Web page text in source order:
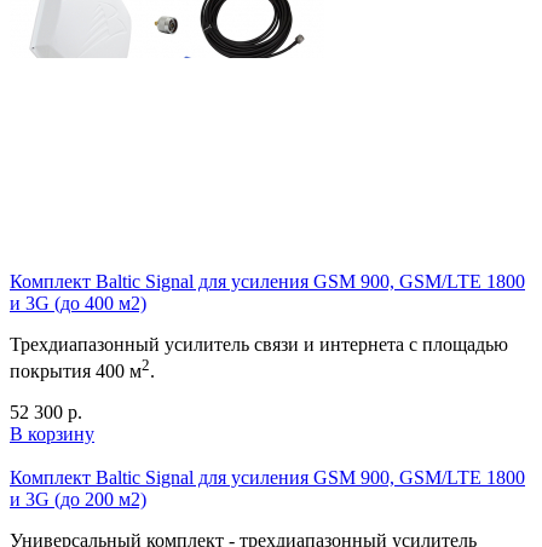
Комплект Baltic Signal для усиления GSM 900, GSM/LTE 1800
и 3G (до 400 м2)
Трехдиапазонный усилитель связи и интернета с площадью
покрытия 400 м2.
52 300 р.
В корзину
Комплект Baltic Signal для усиления GSM 900, GSM/LTE 1800
и 3G (до 200 м2)
Универсальный комплект - трехдиапазонный усилитель